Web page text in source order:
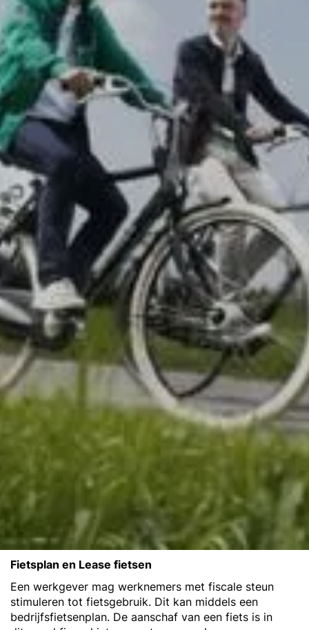
Fietsplan en Lease fietsen
Een werkgever mag werknemers met fiscale steun
stimuleren tot fietsgebruik. Dit kan middels een
bedrijfsfietsenplan. De aanschaf van een fiets is in